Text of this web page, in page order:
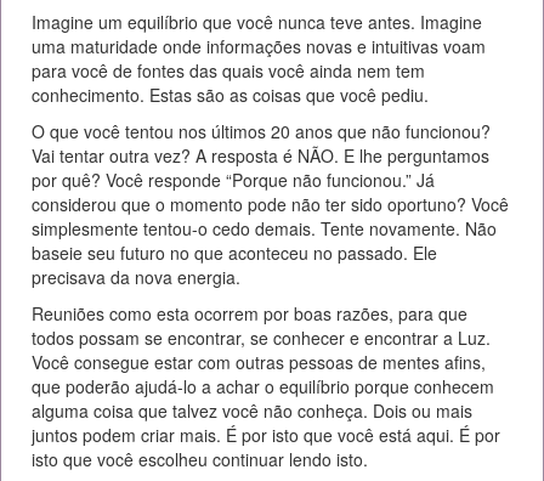
Imagine um equilíbrio que você nunca teve antes. Imagine
uma maturidade onde informações novas e intuitivas voam
para você de fontes das quais você ainda nem tem
conhecimento. Estas são as coisas que você pediu.
O que você tentou nos últimos 20 anos que não funcionou?
Vai tentar outra vez? A resposta é NÃO. E lhe perguntamos
por quê? Você responde “Porque não funcionou.” Já
considerou que o momento pode não ter sido oportuno? Você
simplesmente tentou-o cedo demais. Tente novamente. Não
baseie seu futuro no que aconteceu no passado. Ele
precisava da nova energia.
Reuniões como esta ocorrem por boas razões, para que
todos possam se encontrar, se conhecer e encontrar a Luz.
Você consegue estar com outras pessoas de mentes afins,
que poderão ajudá-lo a achar o equilíbrio porque conhecem
alguma coisa que talvez você não conheça. Dois ou mais
juntos podem criar mais. É por isto que você está aqui. É por
isto que você escolheu continuar lendo isto.